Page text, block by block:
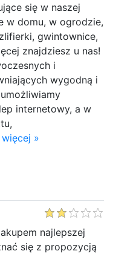
się w naszej
w domu, w ogrodzie,
gwintownice,
znajdziesz u nas!
i
wygodną i
internetowy, a w
»
najlepszej
się z propozycją